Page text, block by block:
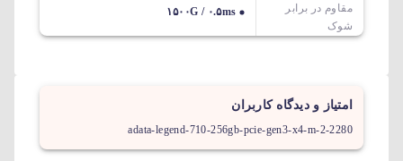
مقاوم در برابر
شوک
۱۵۰۰G / ۰.۵ms
امتیاز و دیدگاه کاربران
adata-legend-710-256gb-pcie-gen3-x4-m-2-2280